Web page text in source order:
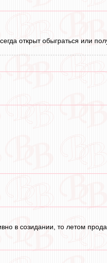
открыт обыграться или
в созидании, то летом